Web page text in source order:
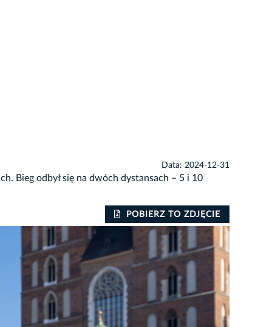
Data: 2024-12-31
Bieg odbył się na dwóch dystansach – 5 i 10
POBIERZ TO ZDJĘCIE